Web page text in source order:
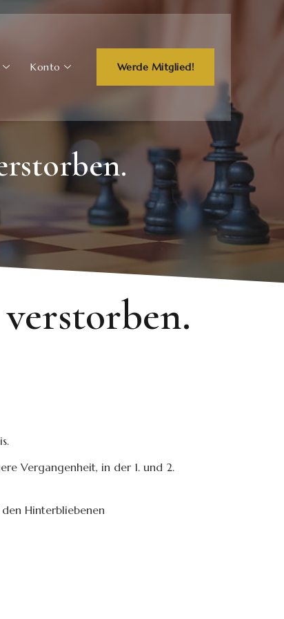
Konto Werde Mitglied!
Vergangenheit, in der 1. und 2.
Hinterbliebenen